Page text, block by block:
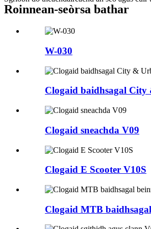
Roinnean-seòrsa bathar
W-030
Clogaid baidhsagal
Clogaid sneachda V09
Clogaid E Scooter V10S
Clogaid MTB